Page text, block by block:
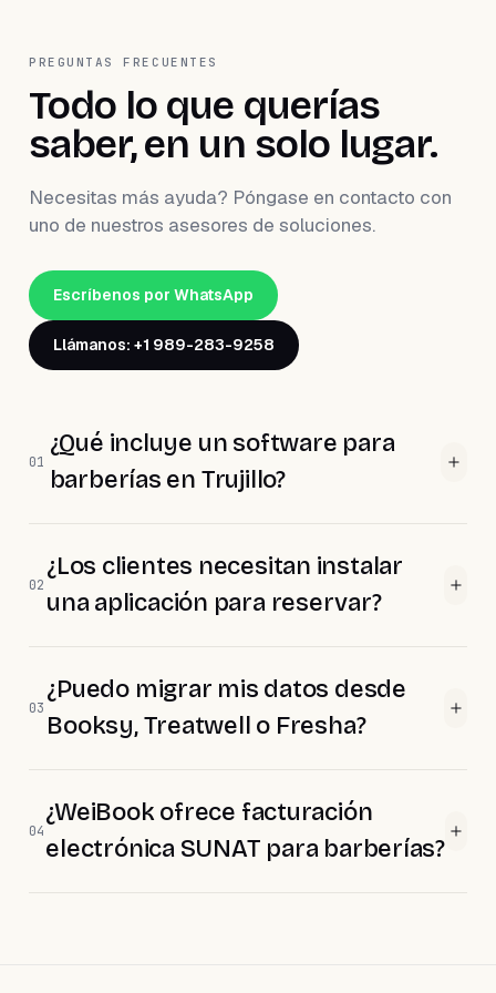
PREGUNTAS FRECUENTES
Todo lo que querías
saber, en un solo lugar.
Necesitas más ayuda? Póngase en contacto con
uno de nuestros asesores de soluciones.
Escríbenos por WhatsApp
Llámanos: +1 989-283-9258
01
¿Qué incluye un software para
barberías en Trujillo?
02
¿Los clientes necesitan instalar
una aplicación para reservar?
03
¿Puedo migrar mis datos desde
Booksy, Treatwell o Fresha?
04
¿WeiBook ofrece facturación
electrónica SUNAT para barberías?